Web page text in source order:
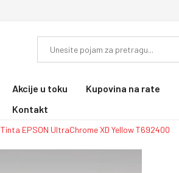
Akcije u toku Kupovina na rate
Kontakt
Tinta EPSON UltraChrome XD Yellow T692400